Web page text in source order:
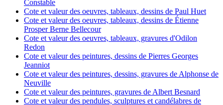
Constable
Cote et valeur des oeuvres, tableaux, dessins de Paul Huet
Cote et valeur des oeuvres, tableaux, dessins de Étienne
Prosper Berne Bellecour
Cote et valeur des oeuvres, tableaux, gravures d'Odilon
Redon
Cote et valeur des peintures, dessins de Pierres Georges
Jeanniot
Cote et valeur des peintures, dessins, gravures de Alphonse de
Neuville
Cote et valeur des peintures, gravures de Albert Besnard
Cote et valeur des pendules, sculptures et candélabres de